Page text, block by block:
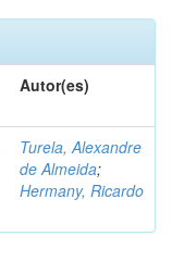
Autor(es)
Turela, Alexandre
de Almeida;
Hermany, Ricardo